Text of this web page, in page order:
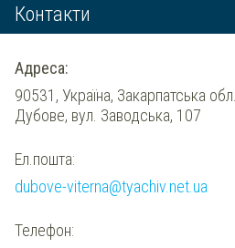
Контакти
Адреса:
90531, Україна, Закарпатська
Дубове, вул. Заводська, 107
Ел.пошта:
dubove-viterna@tyachiv.net.ua
Телефон: